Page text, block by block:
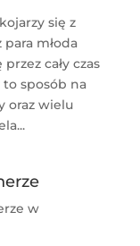
się z
młoda
cały czas
sposób na
oraz wielu
w